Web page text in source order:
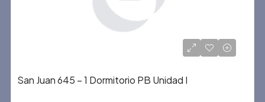
San Juan 645 – 1 Dormitorio PB Unidad I